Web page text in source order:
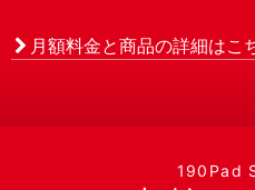
月額料金と商品の詳細はこ
190Pad